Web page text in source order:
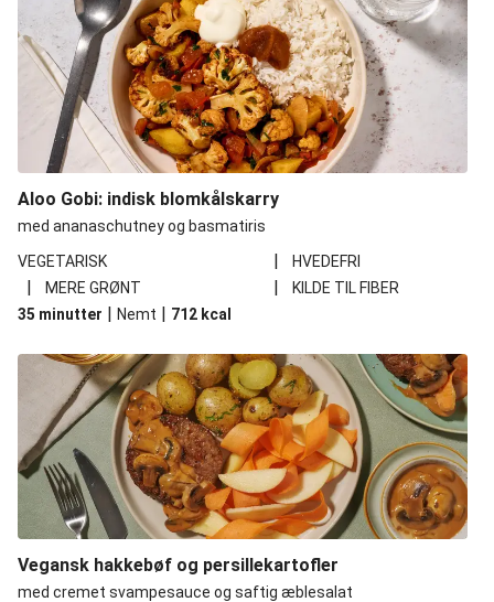
Aloo Gobi: indisk blomkålskarry
med ananaschutney og basmatiris
VEGETARISK
| HVEDEFRI
| MERE GRØNT |
KILDE TIL FIBER
35 minutter | Nemt | 712 kcal
Vegansk hakkebøf og persillekartofler
med cremet svampesauce og saftig æblesalat